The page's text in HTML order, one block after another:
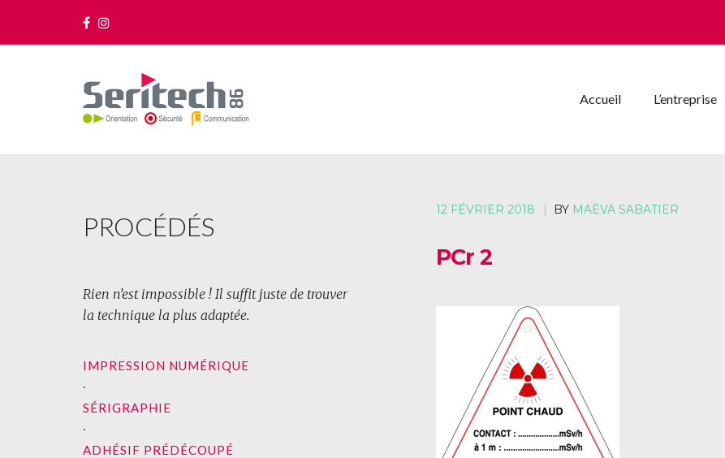
Accueil L’entreprise
12 FÉVRIER 2018 | BY MAËVA SABATIER
PCr 2
PROCÉDÉS
Rien n’est impossible ! Il suffit juste de trouver
la technique la plus adaptée.
IMPRESSION NUMÉRIQUE
∙
SÉRIGRAPHIE
∙
ADHÉSIF PRÉDÉCOUPÉ